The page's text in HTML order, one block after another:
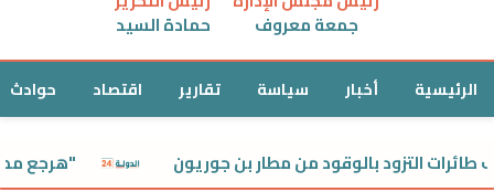
جمعة معروف حمادة السيد
الرئيسية أخبار سياسة تقارير اقتصاد حوادث
التزود بالوقود من مطار بن جوريون "هرجع مصطفى